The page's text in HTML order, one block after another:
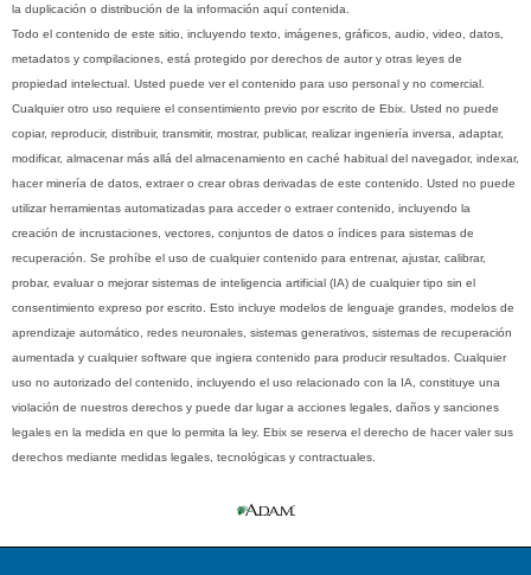
la duplicación o distribución de la información aquí contenida.
Todo el contenido de este sitio, incluyendo texto, imágenes, gráficos, audio, video, datos,
metadatos y compilaciones, está protegido por derechos de autor y otras leyes de
propiedad intelectual. Usted puede ver el contenido para uso personal y no comercial.
Cualquier otro uso requiere el consentimiento previo por escrito de Ebix. Usted no puede
copiar, reproducir, distribuir, transmitir, mostrar, publicar, realizar ingeniería inversa, adaptar,
modificar, almacenar más allá del almacenamiento en caché habitual del navegador, indexar,
hacer minería de datos, extraer o crear obras derivadas de este contenido. Usted no puede
utilizar herramientas automatizadas para acceder o extraer contenido, incluyendo la
creación de incrustaciones, vectores, conjuntos de datos o índices para sistemas de
recuperación. Se prohíbe el uso de cualquier contenido para entrenar, ajustar, calibrar,
probar, evaluar o mejorar sistemas de inteligencia artificial (IA) de cualquier tipo sin el
consentimiento expreso por escrito. Esto incluye modelos de lenguaje grandes, modelos de
aprendizaje automático, redes neuronales, sistemas generativos, sistemas de recuperación
aumentada y cualquier software que ingiera contenido para producir resultados. Cualquier
uso no autorizado del contenido, incluyendo el uso relacionado con la IA, constituye una
violación de nuestros derechos y puede dar lugar a acciones legales, daños y sanciones
legales en la medida en que lo permita la ley. Ebix se reserva el derecho de hacer valer sus
derechos mediante medidas legales, tecnológicas y contractuales.